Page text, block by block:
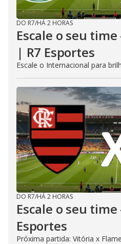
DO R7/HÁ 2 HORAS
Escale o seu
| R7 Esportes
Escale o Internacional para
DO R7/HÁ 2 HORAS
Escale o seu
Esportes
Próxima partida: Vitória x